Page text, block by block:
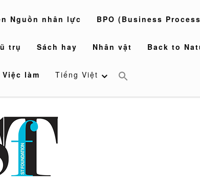
Nguồn nhân lực BPO (Business
trụ Sách hay Nhân vật Back to
Việc làm Tiếng Việt